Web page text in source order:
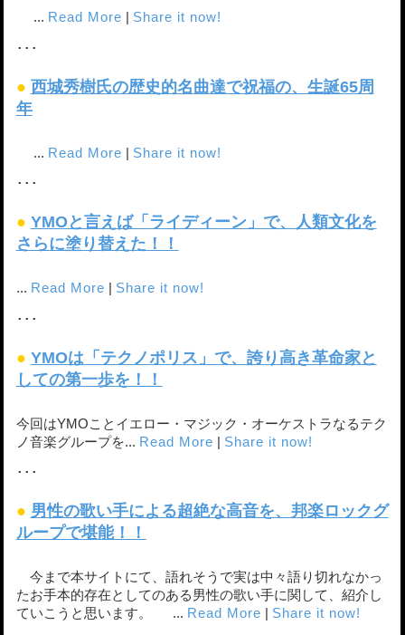
... Read More Share it now!
･･･
● 西城秀樹氏の歴史的名曲達で祝福の、生誕65周
年
... Read More Share it now!
･･･
● YMOと言えば「ライディーン」で、人類文化を
さらに塗り替えた！！
... Read More Share it now!
･･･
● YMOは「テクノポリス」で、誇り高き革命家と
しての第一歩を！！
今回はYMOことイエロー・マジック・オーケストラなるテク
ノ音楽グループを... Read More Share it now!
･･･
● 男性の歌い手による超絶な高音を、邦楽ロックグ
ループで堪能！！
今まで本サイトにて、語れそうで実は中々語り切れなかっ
たお手本的存在としてのある男性の歌い手に関して、紹介し
ていこうと思います。 ... Read More Share it now!